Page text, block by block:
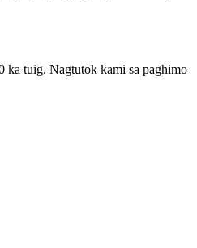
ka tuig. Nagtutok kami sa paghimo